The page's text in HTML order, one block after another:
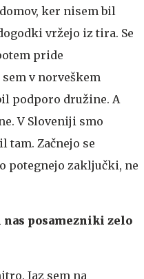
ker nisem bil
vržejo iz tira. Se
pride
sem v norveškem
podporo družine. A
V Sloveniji smo
tam. Začnejo se
potegnejo zaključki, ne
posamezniki zelo
Jaz sem na